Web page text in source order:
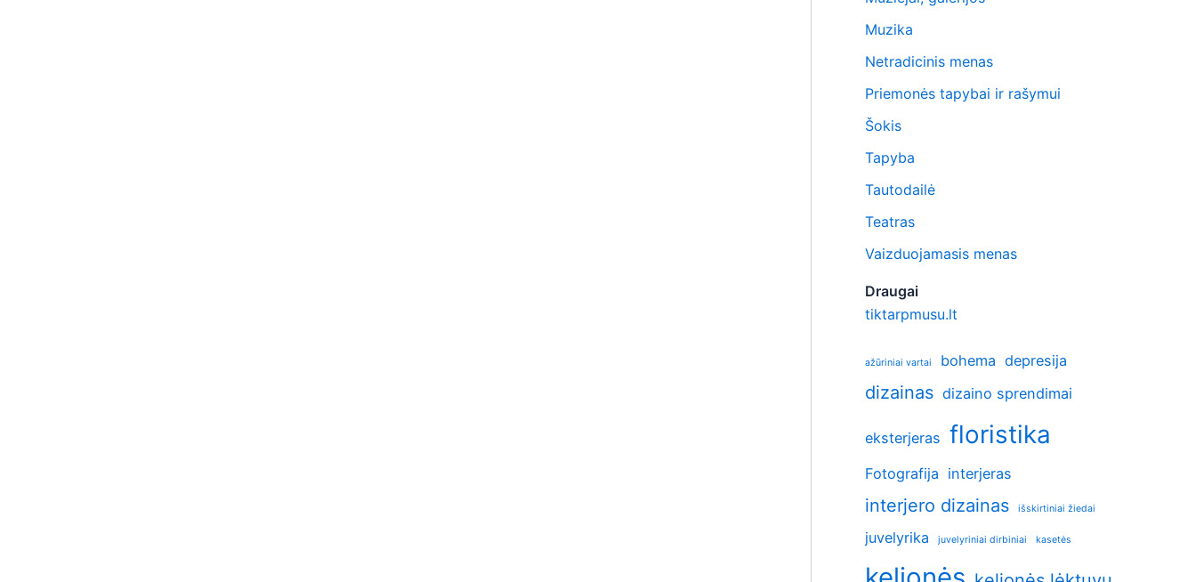
Muzika
Netradicinis menas
Priemonės tapybai ir rašymui
Šokis
Tapyba
Tautodailė
Teatras
Vaizduojamasis menas
Draugai
tiktarpmusu.lt
ažūriniai vartai bohema depresija
dizainas dizaino sprendimai
eksterjeras floristika
Fotografija interjeras
interjero dizainas išskirtiniai žiedai
juvelyrika juvelyriniai dirbiniai kasetės